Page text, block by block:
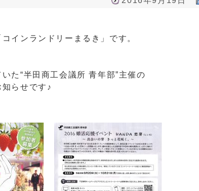
インランドリーまるき」です。
た“半田商工会議所 青年部”主催の
らせです♪